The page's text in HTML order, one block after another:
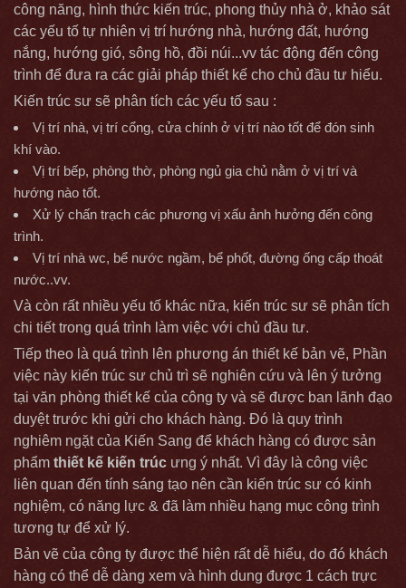
công năng, hình thức kiến trúc, phong thủy nhà ở, khảo sát
các yếu tố tự nhiên vị trí hướng nhà, hướng đất, hướng
nắng, hướng gió, sông hồ, đồi núi...vv tác động đến công
trình để đưa ra các giải pháp thiết kế cho chủ đầu tư hiểu.
Kiến trúc sư sẽ phân tích các yếu tố sau :
Vị trí nhà, vị trí cổng, cửa chính ở vị trí nào tốt để đón sinh
khí vào.
Vị trí bếp, phòng thờ, phòng ngủ gia chủ nằm ở vị trí và
hướng nào tốt.
Xử lý chấn trạch các phương vị xấu ảnh hưởng đến công
trình.
Vị trí nhà wc, bể nước ngầm, bể phốt, đường ống cấp thoát
nước..vv.
Và còn rất nhiều yếu tố khác nữa, kiến trúc sư sẽ phân tích
chi tiết trong quá trình làm việc với chủ đầu tư.
Tiếp theo là quá trình lên phương án thiết kế bản vẽ, Phần
việc này kiến trúc sư chủ trì sẽ nghiên cứu và lên ý tưởng
tại văn phòng thiết kế của công ty và sẽ được ban lãnh đạo
duyệt trước khi gửi cho khách hàng. Đó là quy trình
nghiêm ngặt của Kiến Sang để khách hàng có được sản
phẩm thiết kế kiến trúc ưng ý nhất. Vì đây là công việc
liên quan đến tính sáng tạo nên cần kiến trúc sư có kinh
nghiệm, có năng lực & đã làm nhiều hạng mục công trình
tương tự để xử lý.
Bản vẽ của công ty được thể hiện rất dễ hiểu, do đó khách
hàng có thể dễ dàng xem và hình dung được 1 cách trực